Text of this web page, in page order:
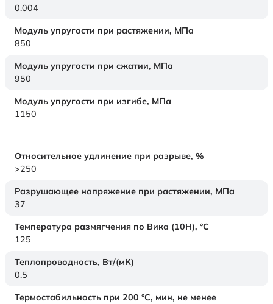
0.004
Модуль упругости при растяжении, МПа
850
Модуль упругости при сжатии, МПа
950
Модуль упругости при изгибе, МПа
1150
Относительное удлинение при разрыве, %
>250
Разрушающее напряжение при растяжении, МПа
37
Температура размягчения по Вика (10Н), °C
125
Теплопроводность, Вт/(мК)
0.5
Термостабильность при 200 °С, мин, не менее